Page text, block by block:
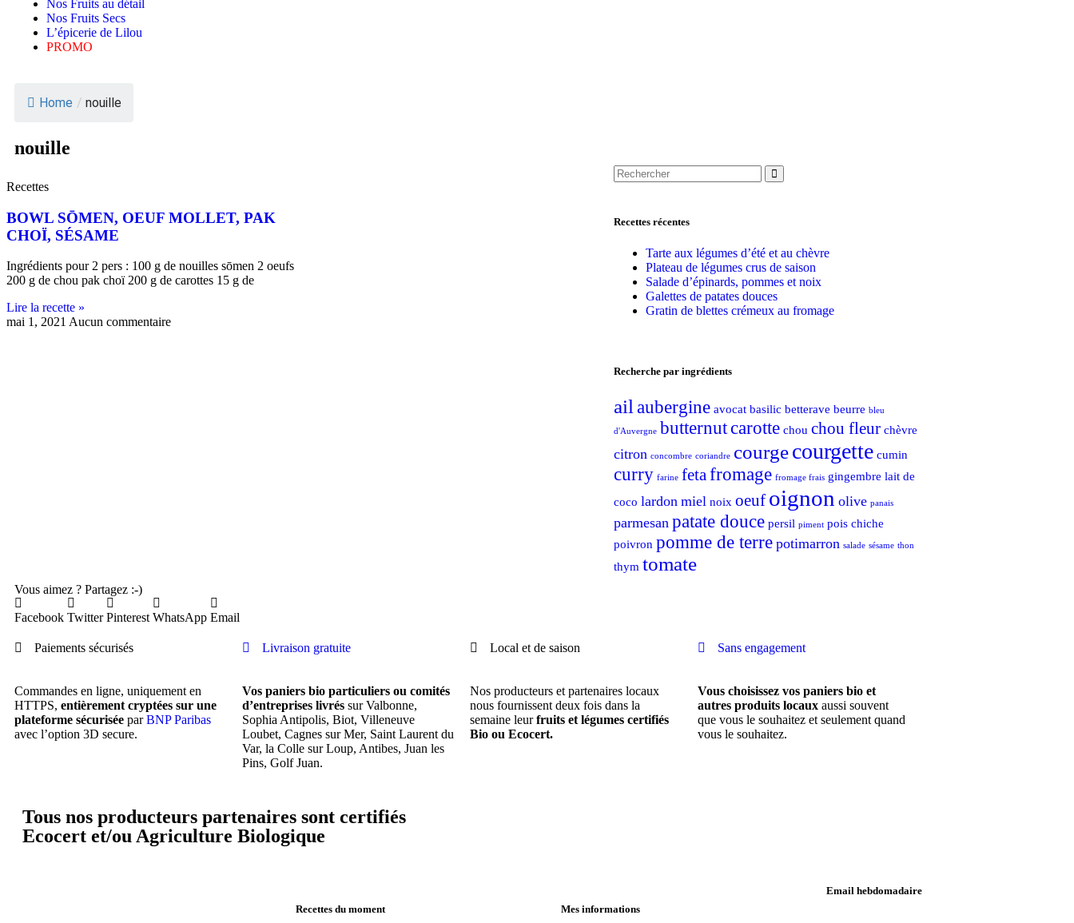
Nos Fruits au détail
Nos Fruits Secs
L’épicerie de Lilou
PROMO
Home / nouille
nouille
Recettes
BOWL SŌMEN, OEUF MOLLET, PAK
CHOÏ, SÉSAME
Ingrédients pour 2 pers : 100 g de nouilles sōmen 2 oeufs
200 g de chou pak choï 200 g de carottes 15 g de
Lire la recette »
mai 1, 2021 Aucun commentaire
Recettes récentes
Tarte aux légumes d’été et au chèvre
Plateau de légumes crus de saison
Salade d’épinards, pommes et noix
Galettes de patates douces
Gratin de blettes crémeux au fromage
Recherche par ingrédients
ail aubergine avocat basilic betterave beurre bleu
d'Auvergne butternutcarotte chou chou fleur chèvre
citron concombre coriandre courgecourgette cumin
curry farine feta fromage fromage frais gingembre lait de
coco lardon miel noix oeuf oignon olive panais
parmesan patate douce persil piment pois chiche
poivron pomme de terre potimarron salade sésame thon
thym tomate
Vous aimez ? Partagez :-)
Facebook Twitter Pinterest WhatsApp Email
Paiements sécurisés
Commandes en ligne, uniquement en
HTTPS, entièrement cryptées sur une
plateforme sécurisée parBNP Paribas
avec l’option 3D secure.
Livraison gratuite
Vos paniers bio particuliers ou comités
d’entreprises livrés sur Valbonne,
Sophia Antipolis, Biot, Villeneuve
Loubet, Cagnes sur Mer, Saint Laurent du
Var, la Colle sur Loup, Antibes, Juan les
Pins, Golf Juan.
Local et de saison
Nos producteurs et partenaires locaux
nous fournissent deux fois dans la
semaine leurfruits et légumes certifiés
Bio ou Ecocert.
Sans engagement
Vous choisissez vos paniers bio et
autres produits locaux aussi souvent
que vous le souhaitez et seulement quand
vous le souhaitez.
Tous nos producteurs partenaires sont certifiés
Ecocert et/ou Agriculture Biologique
Recettes du moment Mes informations
Email hebdomadaire